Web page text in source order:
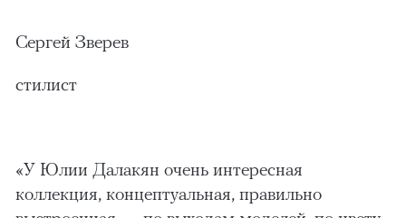
Сергей Зверев
стилист
«У Юлии Далакян очень интересная
коллекция, концептуальная, правильно